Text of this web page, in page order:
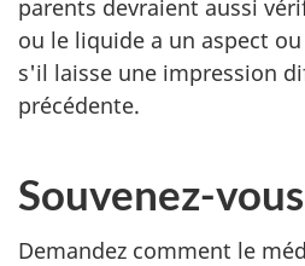
parents devraient aussi
ou le liquide a un aspect
s'il laisse une impression
précédente.
Souvenez-
Demandez comment le